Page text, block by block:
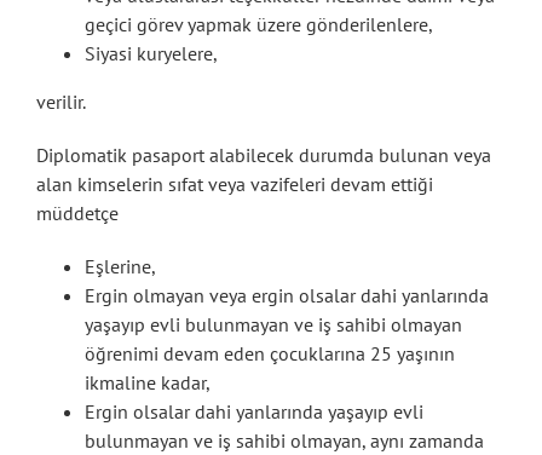
geçici görev yapmak üzere gönderilenlere,
Siyasi kuryelere,
verilir.
Diplomatik pasaport alabilecek durumda bulunan veya
alan kimselerin sıfat veya vazifeleri devam ettiği
müddetçe
Eşlerine,
Ergin olmayan veya ergin olsalar dahi yanlarında
yaşayıp evli bulunmayan ve iş sahibi olmayan
öğrenimi devam eden çocuklarına 25 yaşının
ikmaline kadar,
Ergin olsalar dahi yanlarında yaşayıp evli
bulunmayan ve iş sahibi olmayan, aynı zamanda